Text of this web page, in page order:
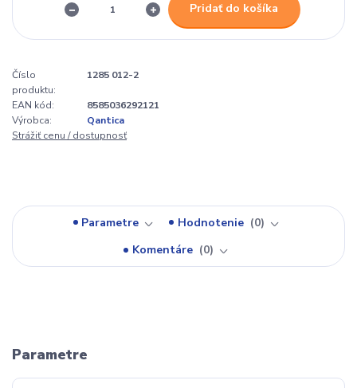
Pridať do košíka
Číslo
produktu:
1285 012-2
EAN kód:
8585036292121
Výrobca:
Qantica
Strážiť cenu / dostupnosť
Parametre Hodnotenie
0
Komentáre
0
Parametre